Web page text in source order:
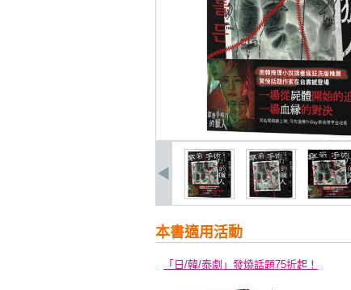
本書適用活動
「日/韓/泰劇」發燒話題75折起！